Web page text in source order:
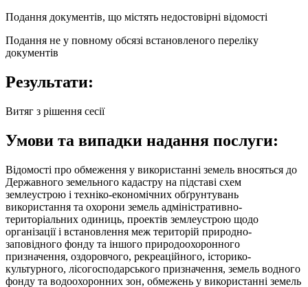
Подання документів, що містять недостовірні відомості
Подання не у повному обсязі встановленого переліку
документів
Результати:
Витяг з рішення сесії
Умови та випадки надання послуги:
Відомості про обмеження у використанні земель вносяться до
Державного земельного кадастру на підставі схем
землеустрою і техніко-економічних обґрунтувань
використання та охорони земель адміністративно-
територіальних одиниць, проектів землеустрою щодо
організації і встановлення меж територій природно-
заповідного фонду та іншого природоохоронного
призначення, оздоровчого, рекреаційного, історико-
культурного, лісогосподарського призначення, земель водного
фонду та водоохоронних зон, обмежень у використанні земель